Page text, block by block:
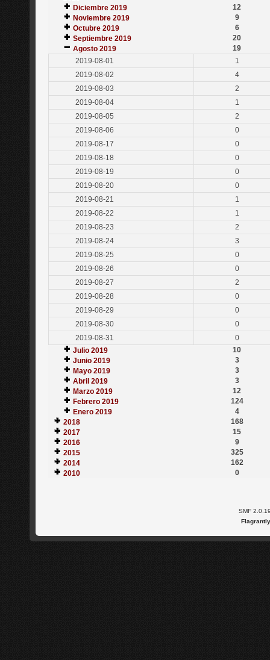
Diciembre 2019
12
Noviembre 2019
9
Octubre 2019
6
Septiembre 2019
20
Agosto 2019
19
2019-08-01
1
2019-08-02
4
2019-08-03
2
2019-08-04
1
2019-08-05
2
2019-08-06
0
2019-08-17
0
2019-08-18
0
2019-08-19
0
2019-08-20
0
2019-08-21
1
2019-08-22
1
2019-08-23
2
2019-08-24
3
2019-08-25
0
2019-08-26
0
2019-08-27
2
2019-08-28
0
2019-08-29
0
2019-08-30
0
2019-08-31
0
Julio 2019
10
Junio 2019
3
Mayo 2019
3
Abril 2019
3
Marzo 2019
12
Febrero 2019
124
Enero 2019
4
2018
168
2017
15
2016
9
2015
325
2014
162
2010
0
SMF
Flagrantly